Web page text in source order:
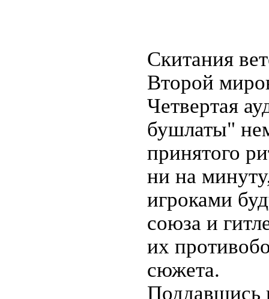
Скитания
Второй
Четвертая
бушлаты"
принятого
ни на
игроками
союза и
их
сюжета.
Поддавшись